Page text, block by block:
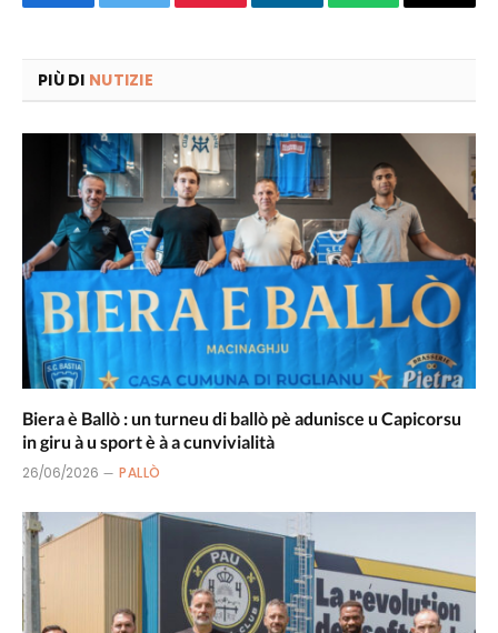
FacebookTwitter Pinterest LinkedInWhatsAppEmail
PIÙ DI NUTIZIE
Biera è Ballò : un turneu di ballò pè adunisce u Capicorsu
in giru à u sport è à a cunvivialità
26/06/2026 PALLÒ